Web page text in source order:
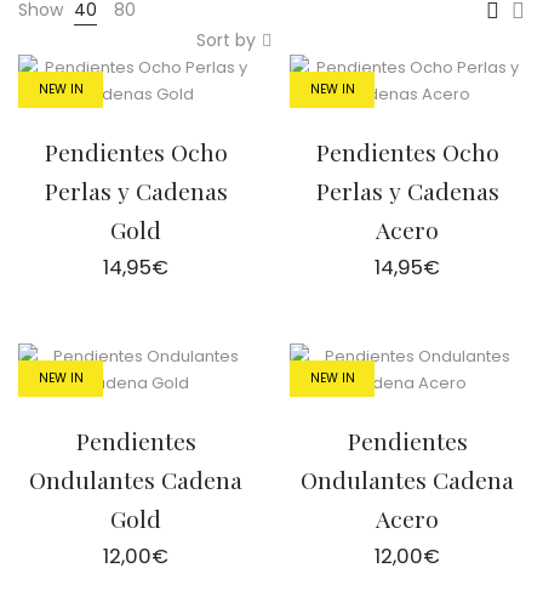
Show 40
80
Sort by
NEW IN
Pendientes Ocho
Perlas y Cadenas
Gold
14,95€
NEW IN
Pendientes Ocho
Perlas y Cadenas
Acero
14,95€
NEW IN
Pendientes
Ondulantes Cadena
Gold
12,00€
NEW IN
Pendientes
Ondulantes Cadena
Acero
12,00€